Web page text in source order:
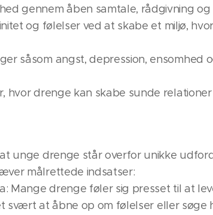
gennem åben samtale, rådgivning
og følelser ved at skabe et miljø,
såsom angst, depression, ensomhed
hvor drenge kan skabe sunde
unge drenge står overfor unikke
målrettede indsatser:
Mange drenge føler sig presset til at
svært at åbne op om følelser eller søge